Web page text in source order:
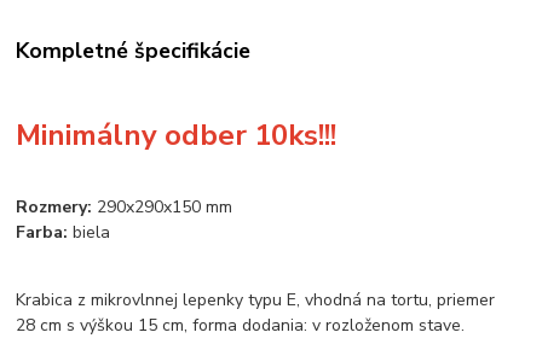
Kompletné špecifikácie
Minimálny odber 10ks!!!
Rozmery: 290x290x150 mm
Farba: biela
Krabica z mikrovlnnej lepenky typu E, vhodná na tortu, priemer
28 cm s výškou 15 cm, forma dodania: v rozloženom stave.